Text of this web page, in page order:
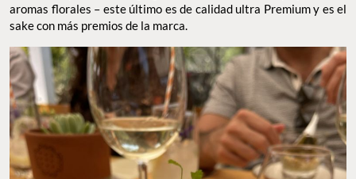
aromas florales – este último es de calidad ultra Premium y es el
sake con más premios de la marca.